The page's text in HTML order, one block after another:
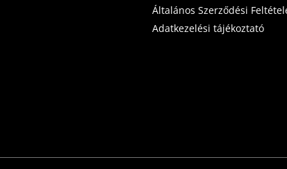
Általános Szerződési
Adatkezelési tájékoztató